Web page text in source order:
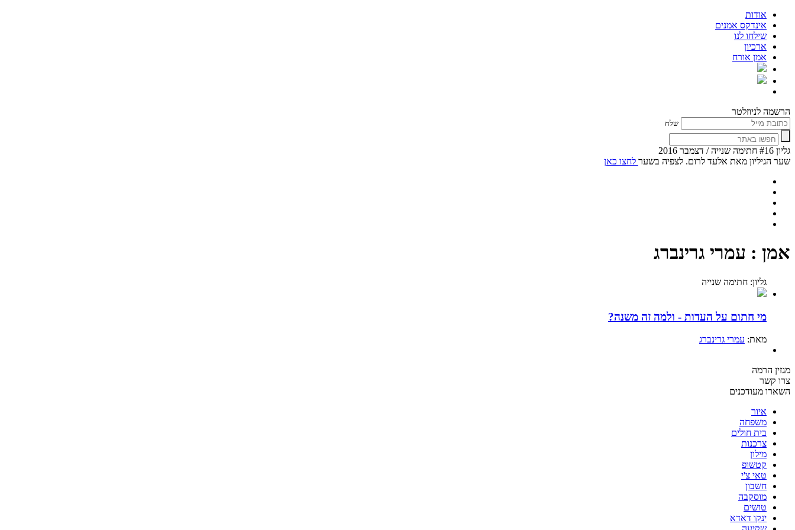
אודות
אינדקס אמנים
שילחו לנו
ארכיון
אמן אורח
הרשמה לניוזלטר
שלח
גליון #16 חתימה שנייה / דצמבר 2016
שער הגיליון מאת אלעד לרום. לצפיה בשער לחצו כאן
אמן : עמרי גרינברג
גליון: חתימה שנייה
מי חתום על העדות - ולמה זה משנה?
מאת: עמרי גרינברג
מגזין הרמה
צרו קשר
השארו מעודכנים
איור
משפחה
בית חולים
צרכנות
מילון
קטשופ
טאי צ'י
חשבון
מוסקבה
טושים
ינקו דאדא